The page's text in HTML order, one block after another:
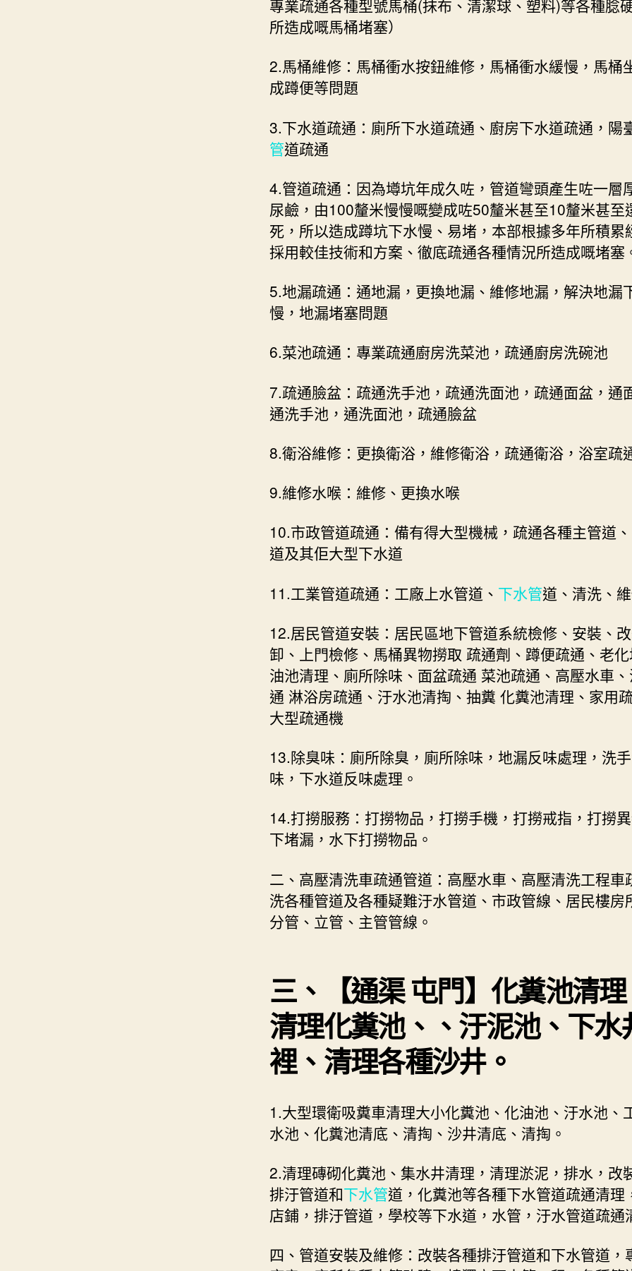
專業疏通各種型號馬桶(抹布、清潔球、塑料)等各種腍
所造成嘅馬桶堵塞）
2.馬桶維修：馬桶衝水按鈕維修，馬桶衝水緩慢，馬桶
成蹲便等問題
3.下水道疏通：廁所下水道疏通、廚房下水道疏通，陽
管道疏通
4.管道疏通：因為墫坑年成久咗，管道彎頭產生咗一層
尿鹼，由100釐米慢慢嘅變成咗50釐米甚至10釐米甚至
死，所以造成蹲坑下水慢、易堵，本部根據多年所積累
採用較佳技術和方案、徹底疏通各種情況所造成嘅堵塞
5.地漏疏通：通地漏，更換地漏、維修地漏，解決地漏
慢，地漏堵塞問題
6.菜池疏通：專業疏通廚房洗菜池，疏通廚房洗碗池
7.疏通臉盆：疏通洗手池，疏通洗面池，疏通面盆，通
通洗手池，通洗面池，疏通臉盆
8.衛浴維修：更換衛浴，維修衛浴，疏通衛浴，浴室疏
9.維修水喉：維修、更換水喉
10.市政管道疏通：備有得大型機械，疏通各種主管道
道及其佢大型下水道
11.工業管道疏通：工廠上水管道、 下水管道、清洗、
12.居民管道安裝：居民區地下管道系統檢修、安裝、
卸、上門檢修、馬桶異物撈取 疏通劑、蹲便疏通、老
油池清理、廁所除味、面盆疏通 菜池疏通、高壓水車
通 淋浴房疏通、汙水池清掏、抽糞 化糞池清理、家用
大型疏通機
13.除臭味：廁所除臭，廁所除味，地漏反味處理，洗
味，下水道反味處理。
14.打撈服務：打撈物品，打撈手機，打撈戒指，打撈
下堵漏，水下打撈物品。
二、高壓清洗車疏通管道：高壓水車、高壓清洗工程車
洗各種管道及各種疑難汙水管道、市政管線、居民樓房
分管、立管、主管管線。
三、【通渠 屯門】化糞池清
清理化糞池、、汙泥池、下水
裡、清理各種沙井。
1.大型環衛吸糞車清理大小化糞池、化油池、汙水池、
水池、化糞池清底、清掏、沙井清底、清掏。
2.清理磚砌化糞池、集水井清理，清理淤泥，排水，改
排汙管道和下水管道，化糞池等各種下水管道疏通清理
店鋪，排汙管道，學校等下水道，水管，汙水管道疏通
四、管道安裝及維修：改裝各種排汙管道和下水管道，